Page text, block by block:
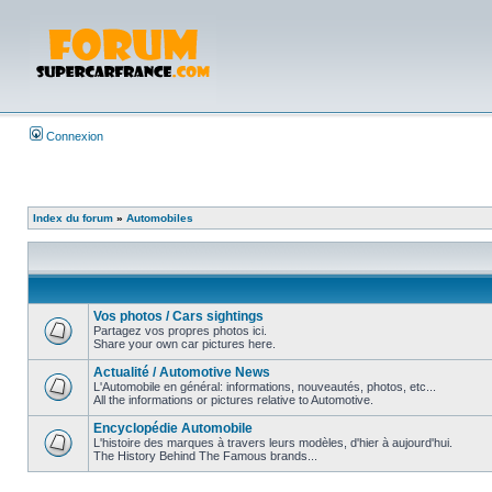
Connexion
Index du forum » Automobiles
Vos photos / Cars sightings
Partagez vos propres photos ici.
Share your own car pictures here.
Actualité / Automotive News
L'Automobile en général: informations, nouveautés, photos, etc...
All the informations or pictures relative to Automotive.
Encyclopédie Automobile
L'histoire des marques à travers leurs modèles, d'hier à aujourd'hui.
The History Behind The Famous brands...